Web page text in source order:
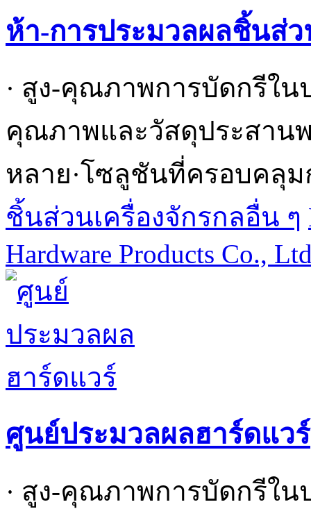
ห้า-การประมวลผลชิ้นส่
· สูง-คุณภาพการบัดกรีใน
คุณภาพและวัสดุประสาน
หลาย·โซลูชันที่ครอบคลุ
ชิ้นส่วนเครื่องจักรกลอื่น ๆ
Hardware Products Co.,
ศูนย์ประมวลผลฮาร์ดแวร์
· สูง-คุณภาพการบัดกรีใน